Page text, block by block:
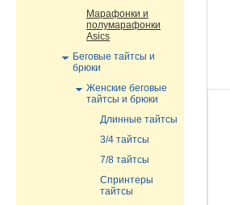
Марафонки и
полумарафонки
Asics
Беговые тайтсы и
брюки
Женские беговые
тайтсы и брюки
Длинные тайтсы
3/4 тайтсы
7/8 тайтсы
Спринтеры
тайтсы